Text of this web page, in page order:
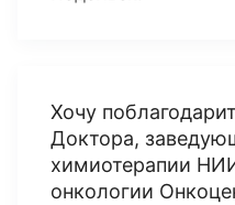
Хочу
Доктора,
химиотерапии
онкологии